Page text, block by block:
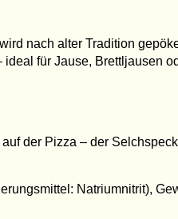
nach alter Tradition
für Jause, Brettljausen
der Pizza – der
Natriumnitrit),